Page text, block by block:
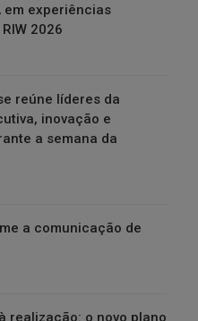
em experiências
2026
reúne líderes da
inovação e
a semana da
a comunicação de
realização: o novo plano